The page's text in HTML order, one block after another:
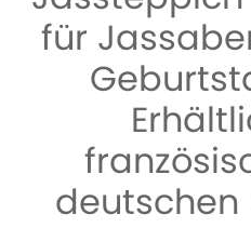
für
deutschen